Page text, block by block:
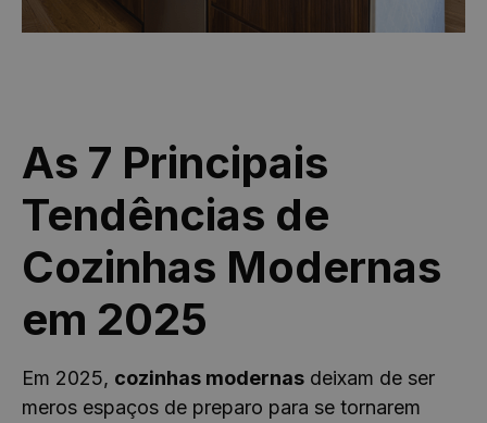
As 7 Principais
Tendências de
Cozinhas Modernas
em 2025
Em 2025, cozinhas modernas deixam de ser
meros espaços de preparo para se tornarem